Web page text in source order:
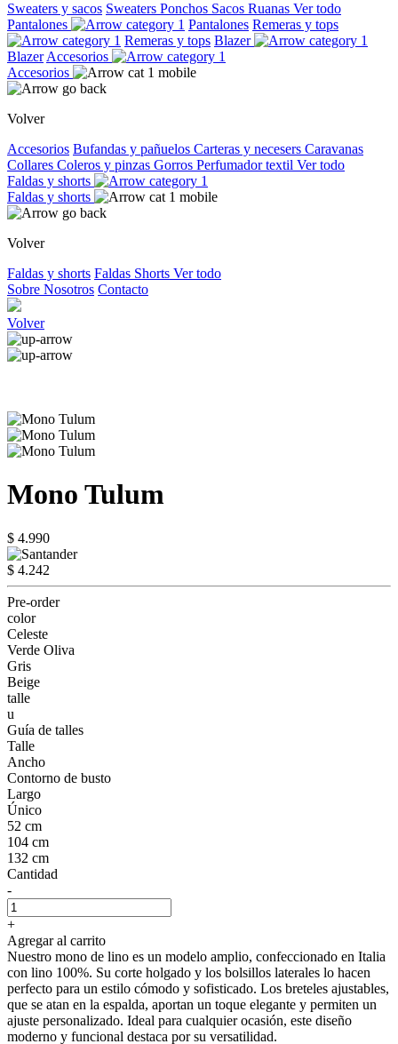
Sweaters y sacos Sweaters Ponchos Sacos Ruanas Ver todo
Pantalones
Pantalones Remeras y tops
Remeras y tops Blazer
Blazer Accesorios
Accesorios
Volver
Accesorios Bufandas y pañuelos Carteras y necesers Caravanas
Collares Coleros y pinzas Gorros Perfumador textil Ver todo
Faldas y shorts
Faldas y shorts
Volver
Faldas y shorts Faldas Shorts Ver todo
Sobre Nosotros Contacto
Volver
Mono Tulum
$ 4.990
$ 4.242
Pre-order
color
Celeste
Verde Oliva
Gris
Beige
talle
u
Guía de talles
Talle
Ancho
Contorno de busto
Largo
Único
52 cm
104 cm
132 cm
Cantidad
-
+
Agregar al carrito
Nuestro mono de lino es un modelo amplio, confeccionado en Italia
con lino 100%. Su corte holgado y los bolsillos laterales lo hacen
perfecto para un estilo cómodo y sofisticado. Los breteles ajustables,
que se atan en la espalda, aportan un toque elegante y permiten un
ajuste personalizado. Ideal para cualquier ocasión, este diseño
moderno y funcional destaca por su versatilidad.